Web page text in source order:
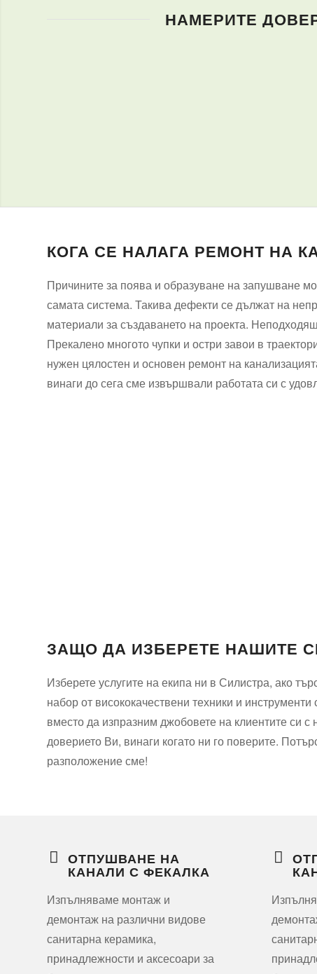
НАМЕРИТЕ
КОГА СЕ НАЛАГА РЕМОНТ НА
Причините за поява и образуване на запушване
самата система. Такива дефекти се дължат на
материали за създаването на проекта.
Прекалено многото чупки и остри завои в
нужен цялостен и основен ремонт на
винаги до сега сме извършвали работата си с
ЗАЩО ДА ИЗБЕРЕТЕ НАШИТЕ
Изберете услугите на екипа ни в Силистра, ако
набор от висококачествени техники и
вместо да изпразним джобовете на клиентите си
доверието Ви, винаги когато ни го поверите.
разположение сме!
ОТПУШВАНЕ НА
КАНАЛИ С ФЕКАЛКА
Изпълняваме монтаж и
демонтаж на различни видове
санитарна керамика,
принадлежности и аксесоари за